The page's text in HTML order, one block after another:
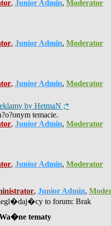
, Junior Admin, Moderator
, Junior Admin, Moderator
, Junior Admin, Moderator
by HetmaN ;*
temacie.
, Junior Admin, Moderator
, Junior Admin, Moderator
, Junior Admin,
to forum: Brak
tematy